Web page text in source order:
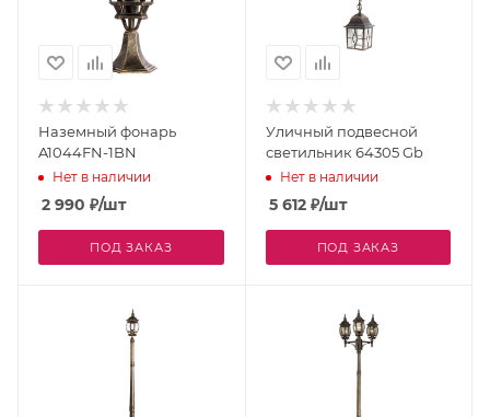
Наземный фонарь
A1044FN-1BN
Нет в наличии
2 990 ₽/шт
ПОД ЗАКАЗ
Уличный подвесной
светильник 64305 Gb
Нет в наличии
5 612₽/шт
ПОД ЗАКАЗ